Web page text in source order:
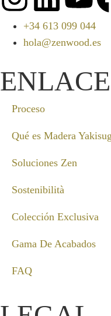
+34 613 099 044
hola@zenwood.es
Proceso
Qué es Madera
Soluciones Zen
Sostenibilità
Colección Exclusiva
Gama De Acabados
FAQ